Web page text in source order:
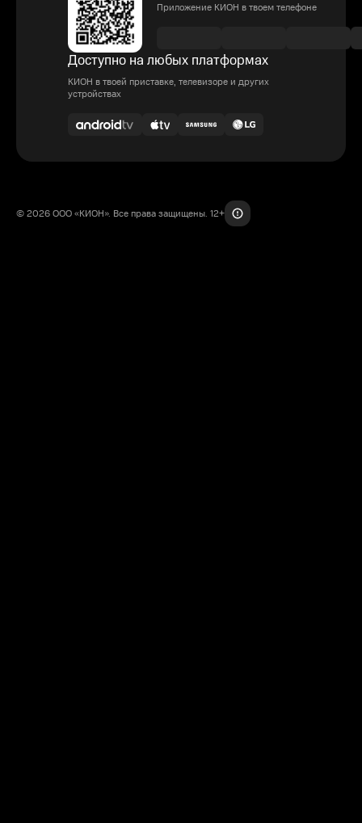
Приложение КИОН в твоем телефоне
Доступно на любых платформах
КИОН в твоей приставке, телевизоре и других
устройствах
© 2026 ООО «КИОН». Все права защищены. 12+